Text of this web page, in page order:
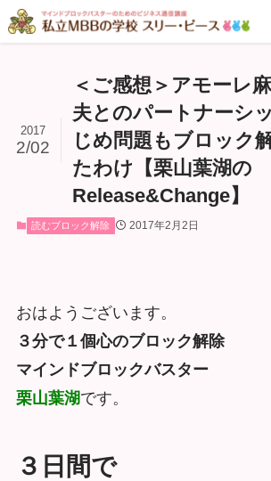
＜ご感想＞アモーレ
夫とのパートナーシ
じめ問題もブロック
たわけ【栗山葉湖の
Release&Change】
2017
2/02
読むブロック解除 2017年2月2日
おはようございます。
３分で１個心のブロック解除
マインドブロックバスター
栗山葉湖です。
３日間で